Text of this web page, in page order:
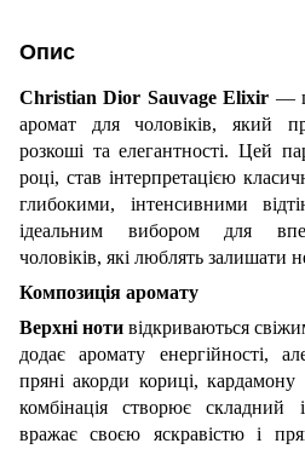
Опис
Christian Dior Sauvage Elixir —
аромат для чоловіків, який
розкоші та елегантності. Цей
році, став інтерпретацією
глибокими, інтенсивними
ідеальним вибором для
чоловіків, які люблять залишати
Композиція аромату
Верхні ноти відкриваються
додає аромату енергійності,
пряні акорди кориці,
комбінація створює
вражає своєю яскравістю і